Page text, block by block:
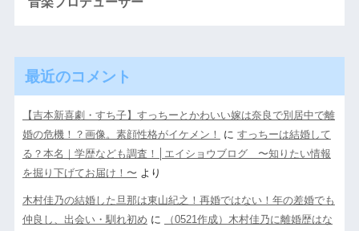
最近のコメント
【吉本新喜劇・すち子】すっちーとかわいい嫁は奈良で別居中で離
婚の危機！？画像。素顔性格がイケメン！
に すっちーは結婚して
る？本名｜学歴なども調査！│エイショウブログ 〜知りたい情報
を掘り下げてお届け！〜 より
木村佳乃の結婚した旦那は東山紀之！再婚ではない！年の差婚でも
仲良し、出会い・馴れ初め に
（0521作成）木村佳乃に離婚歴はな